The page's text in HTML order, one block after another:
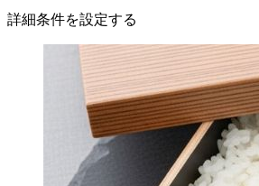
詳細条件を設定する